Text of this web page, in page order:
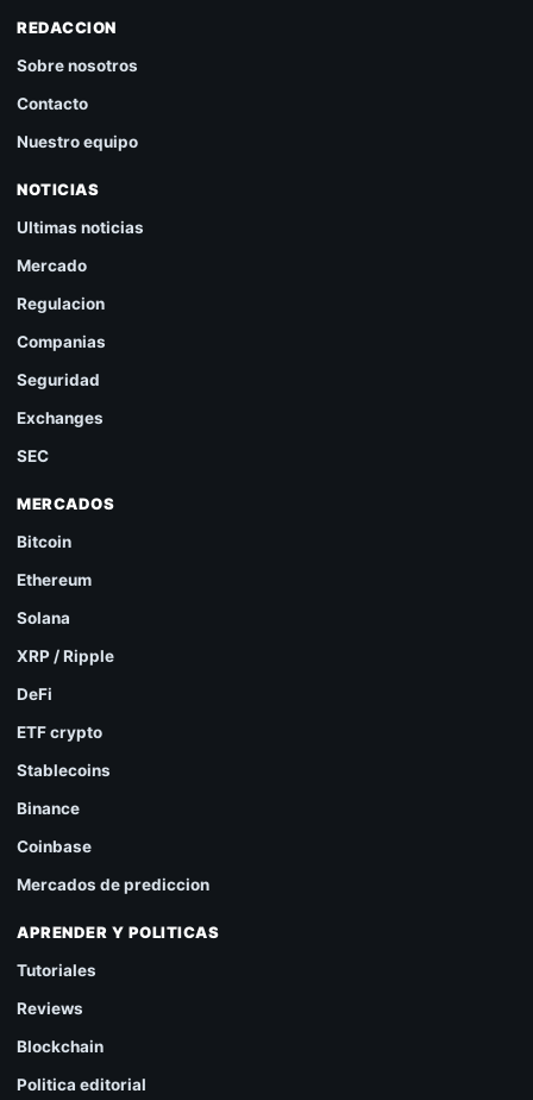
REDACCION
Sobre nosotros
Contacto
Nuestro equipo
NOTICIAS
Ultimas noticias
Mercado
Regulacion
Companias
Seguridad
Exchanges
SEC
MERCADOS
Bitcoin
Ethereum
Solana
XRP / Ripple
DeFi
ETF crypto
Stablecoins
Binance
Coinbase
Mercados de prediccion
APRENDER Y POLITICAS
Tutoriales
Reviews
Blockchain
Politica editorial